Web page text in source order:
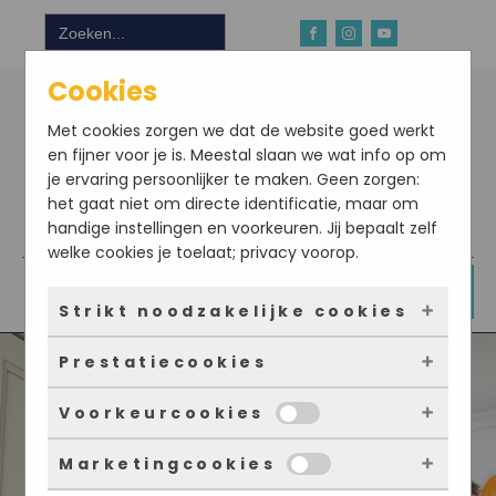
Zoek
naar:
Download hier onze app
Cookies
Met cookies zorgen we dat de website goed werkt
en fijner voor je is. Meestal slaan we wat info op om
je ervaring persoonlijker te maken. Geen zorgen:
het gaat niet om directe identificatie, maar om
handige instellingen en voorkeuren. Jij bepaalt zelf
welke cookies je toelaat; privacy voorop.
Strikt noodzakelijke cookies
Deze cookies zorgen ervoor dat de website
überhaupt werkt. Ze zijn dus altijd actief en
kunnen niet worden uitgezet. Meestal worden
ze alleen geplaatst als jij iets doet, zoals
inloggen, een formulier invullen of je
Prestatiecookies
Met deze cookies zien we hoe vaak onze site
bezocht wordt, waar bezoekers vandaan
komen en welke pagina’s populair zijn. Zo
Voorkeurcookies
Deze cookies onthouden jouw voorkeuren.
Marketingcookies